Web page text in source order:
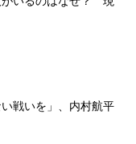
戦いを」、内村航平